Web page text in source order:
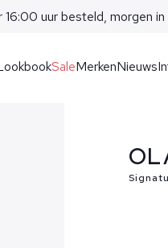
uur besteld, morgen in
SaleMerkenNieuws